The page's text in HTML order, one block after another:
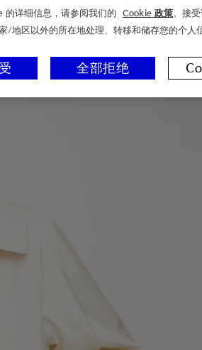
的详细信息，请参阅我们的 Cookie 政策。接
/地区以外的所在地处理、转移和储存您的个人
全部拒绝